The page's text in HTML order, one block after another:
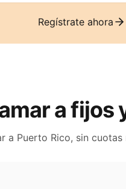
Regístrate ahora
a fijos
a Puerto Rico, sin cuotas